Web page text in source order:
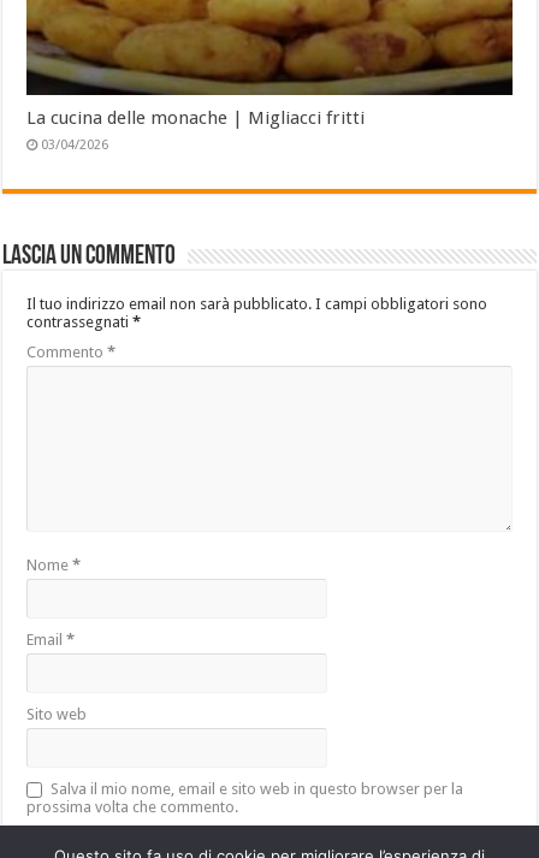
La cucina delle monache | Migliacci fritti
03/04/2026
Lascia un commento
Il tuo indirizzo email non sarà pubblicato. I campi obbligatori sono
contrassegnati*
Commento*
Nome*
Email*
Sito web
Salva il mio nome, email e sito web in questo browser per la
prossima volta che commento.